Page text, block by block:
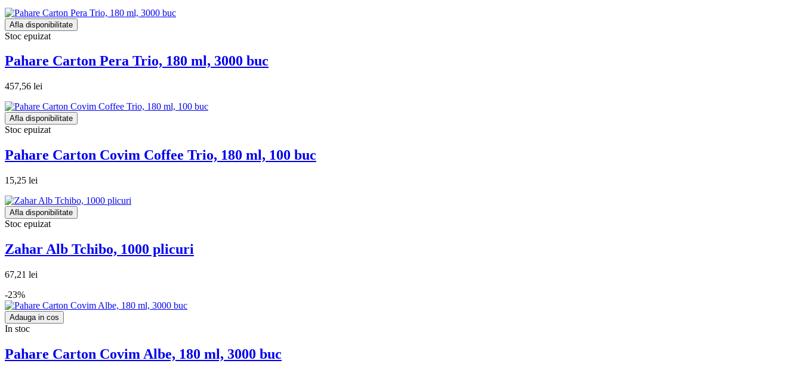
Afla disponibilitate
Stoc epuizat
Pahare Carton Pera Trio, 180 ml, 3000 buc
457,56 lei
Afla disponibilitate
Stoc epuizat
Pahare Carton Covim Coffee Trio, 180 ml, 100 buc
15,25 lei
Afla disponibilitate
Stoc epuizat
Zahar Alb Tchibo, 1000 plicuri
67,21 lei
-23%
Adauga in cos
In stoc
Pahare Carton Covim Albe, 180 ml, 3000 buc